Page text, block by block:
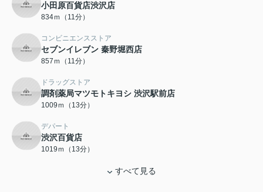
小田原百貨店渋沢店
834ｍ（11分）
コンビニエンスストア
セブンイレブン 秦野堀西店
857ｍ（11分）
ドラッグストア
調剤薬局マツモトキヨシ 渋沢駅前店
1009ｍ（13分）
デパート
渋沢百貨店
1019ｍ（13分）
すべて見る